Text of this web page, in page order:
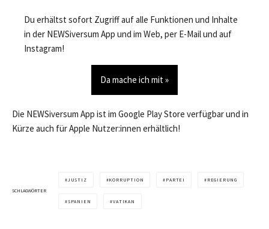
Du erhältst sofort Zugriff auf alle Funktionen und Inhalte
in der NEWSiversum App und im Web, per E-Mail und auf
Instagram!
Da mache ich mit »
Die NEWSiversum App ist im Google Play Store verfügbar und in
Kürze auch für Apple Nutzer:innen erhältlich!
SCHLAGWÖRTER
JUSTIZ KORRUPTION PARTEI REGIERUNG
SPANIEN VATIKAN